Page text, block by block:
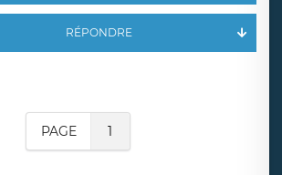
RÉPONDRE
PAGE 1